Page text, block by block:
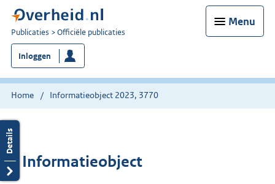
Menu
U
bent
nu
hier:
Publicaties Officiële publicaties
Inloggen
Home Informatieobject 2023, 3770
Informatieobject